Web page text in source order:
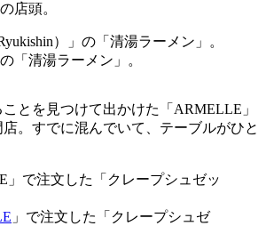
店頭。
「清湯ラーメン」。
とを見つけて出かけた「ARMELLE」
。すでに混んでいて、テーブルがひと
」で注文した「クレープシュゼ